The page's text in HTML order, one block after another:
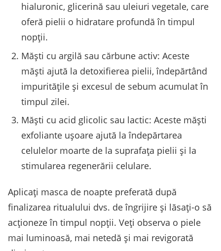
hialuronic, glicerină sau uleiuri vegetale, care
oferă pielii o hidratare profundă în timpul
nopții.
Măști cu argilă sau cărbune activ: Aceste
măști ajută la detoxifierea pielii, îndepărtând
impuritățile și excesul de sebum acumulat în
timpul zilei.
Măști cu acid glicolic sau lactic: Aceste măști
exfoliante ușoare ajută la îndepărtarea
celulelor moarte de la suprafața pielii și la
stimularea regenerării celulare.
Aplicați masca de noapte preferată după
finalizarea ritualului dvs. de îngrijire și lăsați-o să
acționeze în timpul nopții. Veți observa o piele
mai luminoasă, mai netedă și mai revigorată